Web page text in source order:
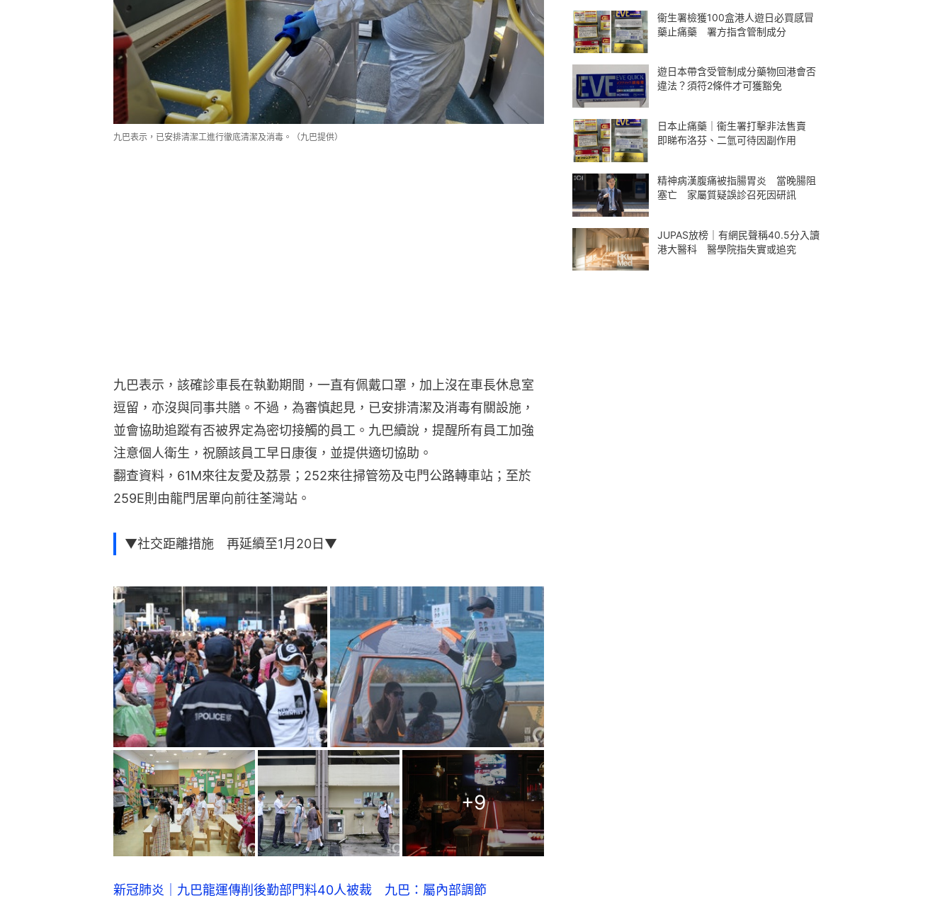
九巴表示，已安排清潔工進行徹底清潔及消毒。（九巴提供）
九巴表示，該確診車長在執勤期間，一直有佩戴口罩，加上沒在車長休息室
逗留，亦沒與同事共膳。不過，為審慎起見，已安排清潔及消毒有關設施，
並會協助追蹤有否被界定為密切接觸的員工。九巴續說，提醒所有員工加強
注意個人衛生，祝願該員工早日康復，並提供適切協助。
翻查資料，61M來往友愛及荔景；252來往掃管笏及屯門公路轉車站；至於
259E則由龍門居單向前往荃灣站。
▼社交距離措施 再延續至1月20日▼
+9
新冠肺炎｜九巴龍運傳削後勤部門料40人被裁 九巴：屬內部調節
衞生署檢獲100盒港人遊日必買感冒
藥止痛藥 署方指含管制成分
遊日本帶含受管制成分藥物回港會否
違法？須符2條件才可獲豁免
日本止痛藥｜衞生署打擊非法售賣
即睇布洛芬、二氫可待因副作用
精神病漢腹痛被指腸胃炎 當晚腸阻
塞亡 家屬質疑誤診召死因研訊
JUPAS放榜｜有網民聲稱40.5分入讀
港大醫科 醫學院指失實或追究